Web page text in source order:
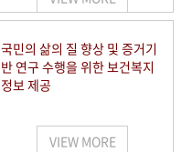
국민의 삶의 질 향상 및 증거기
반 연구 수행을 위한 보건복지
정보 제공
VIEW MORE